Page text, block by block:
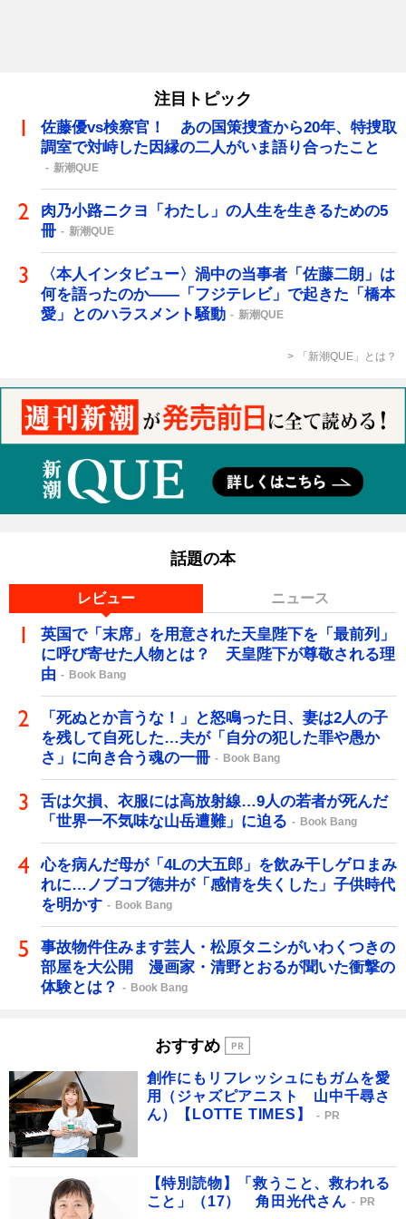
注目トピック
佐藤優vs検察官！ あの国策捜査から20年、特捜取
調室で対峙した因縁の二人がいま語り合ったこと
新潮QUE
肉乃小路ニクヨ「わたし」の人生を生きるための5
冊
新潮QUE
〈本人インタビュー〉渦中の当事者「佐藤二朗」は
何を語ったのか――「フジテレビ」で起きた「橋本
愛」とのハラスメント騒動
新潮QUE
「新潮QUE」とは？
話題の本
レビュー ニュース
英国で「末席」を用意された天皇陛下を「最前列」
に呼び寄せた人物とは？ 天皇陛下が尊敬される理
由
Book Bang
「死ぬとか言うな！」と怒鳴った日、妻は2人の子
を残して自死した…夫が「自分の犯した罪や愚か
さ」に向き合う魂の一冊
Book Bang
舌は欠損、衣服には高放射線…9人の若者が死んだ
「世界一不気味な山岳遭難」に迫る
Book Bang
心を病んだ母が「4Lの大五郎」を飲み干しゲロまみ
れに…ノブコブ徳井が「感情を失くした」子供時代
を明かす
Book Bang
事故物件住みます芸人・松原タニシがいわくつきの
部屋を大公開 漫画家・清野とおるが聞いた衝撃の
体験とは？
Book Bang
おすすめ
創作にもリフレッシュにもガムを愛
用（ジャズピアニスト 山中千尋さ
ん）【LOTTE TIMES】
PR
【特別読物】「救うこと、救われる
こと」（17） 角田光代さん
PR